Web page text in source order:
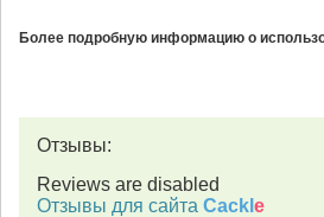
Более подробную информацию о
Отзывы:
Reviews are disabled
Отзывы для сайта Cackl e